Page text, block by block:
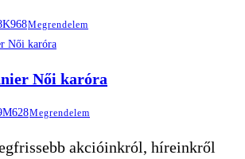
Megrendelem
Női karóra
Megrendelem
akcióinkról, híreinkről